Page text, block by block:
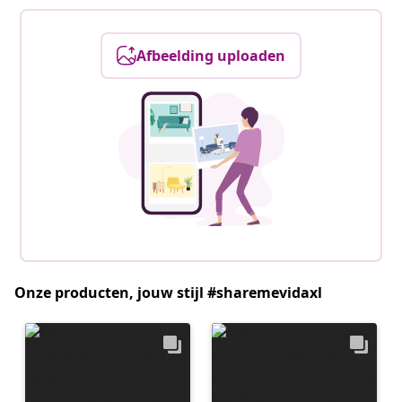
Afbeelding uploaden
Onze producten, jouw stijl #sharemevidaxl